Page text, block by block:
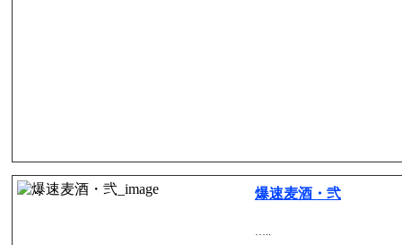
爆速麦酒・弐
…..